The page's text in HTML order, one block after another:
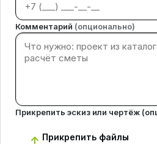
Комментарий (опционально)
Прикрепить эскиз или чертёж
Прикрепить файлы